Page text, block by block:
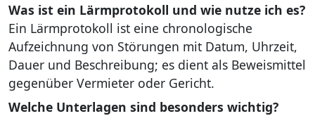
Was ist ein Lärmprotokoll und wie nutze ich es?
Ein Lärmprotokoll ist eine chronologische
Aufzeichnung von Störungen mit Datum, Uhrzeit,
Dauer und Beschreibung; es dient als Beweismittel
gegenüber Vermieter oder Gericht.
Welche Unterlagen sind besonders wichtig?